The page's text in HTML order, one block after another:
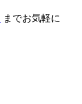
までお気軽に